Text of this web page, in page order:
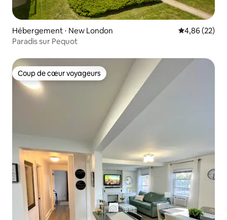
Hébergement ⋅ New London Évaluation
4,86 (22)
Paradis sur Pequot
Coup de cœur voyageurs
Coup de cœur voyageurs